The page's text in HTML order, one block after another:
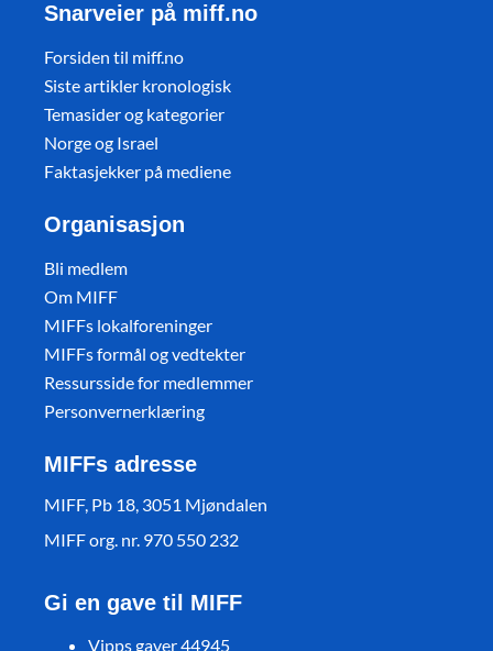
Snarveier på miff.no
Forsiden til miff.no
Siste artikler kronologisk
Temasider og kategorier
Norge og Israel
Faktasjekker på mediene
Organisasjon
Bli medlem
Om MIFF
MIFFs lokalforeninger
MIFFs formål og vedtekter
Ressursside for medlemmer
Personvernerklæring
MIFFs adresse
MIFF, Pb 18, 3051 Mjøndalen
MIFF org. nr. 970 550 232
Gi en gave til MIFF
Vipps gaver 44945